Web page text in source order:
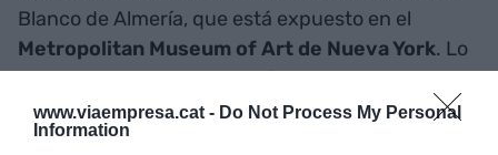
www.viaempresa.cat - Do Not Process My Personal
Information
Blanco de Almería, que está expuesto en el
Metropolitan Museum of Art de Nueva York. Lo
han escaneado y han extraído todo su diseño por
si lo quieren replicar en Andalucía, de donde era
originario. También han colaborado en la